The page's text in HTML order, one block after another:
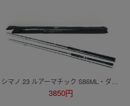
3850円